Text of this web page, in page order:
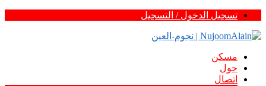
Skip
content
تسجيل الدخول / التسجيل
مسكن
حول
اتصال